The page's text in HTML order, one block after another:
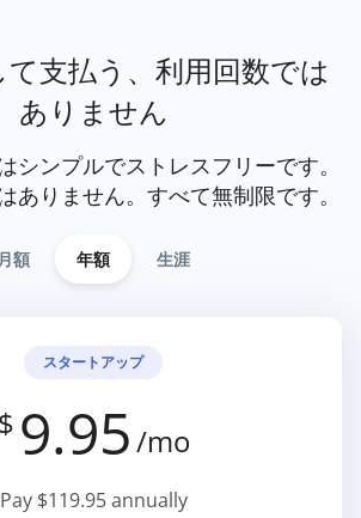
て支払う、利用回数では
ありません
シンプルでストレスフリーです。
ありません。すべて無制限です。
月額 年額 生涯
スタートアップ
$ 9.95/mo
Pay $119.95 annually